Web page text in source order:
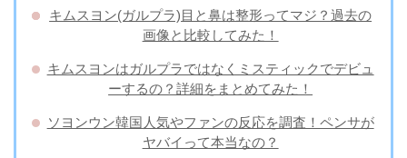
キムスヨン(ガルプラ)目と鼻は整形ってマジ？過去の
画像と比較してみた！
キムスヨンはガルプラではなくミスティックでデビュ
ーするの？詳細をまとめてみた！
ソヨンウン韓国人気やファンの反応を調査！ペンサが
ヤバイって本当なの？